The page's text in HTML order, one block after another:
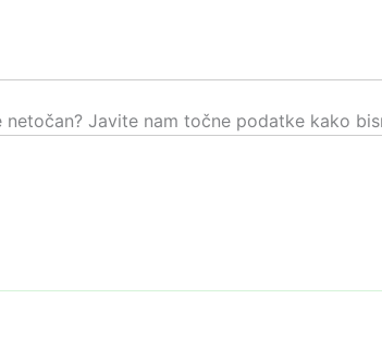
Javite nam točne podatke kako